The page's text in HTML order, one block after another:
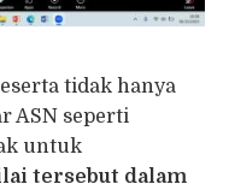
tidak hanya
ASN seperti
untuk
tersebut dalam